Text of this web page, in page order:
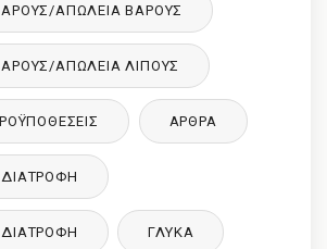
ΑΠΏΛΕΙΑ ΒΆΡΟΥΣ
ΑΠΏΛΕΙΑ ΛΊΠΟΥΣ
ΑΡΘΡΑ
ΓΛΥΚΑ